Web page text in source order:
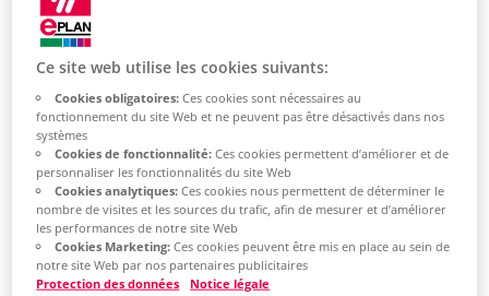
Canada
Chile
China
EN
China Taiwan
EN
Colombia
ES
Croatia
HR
Czech Republic
Ce site web utilise les cookies suivants:
Cookies obligatoires:Ces cookies sont nécessaires au
fonctionnement du site Web et ne peuvent pas être désactivés dans nos
systèmes
Cookies de fonctionnalité:Ces cookies permettent d’améliorer et de
personnaliser les fonctionnalités du site Web
Cookies analytiques:Ces cookies nous permettent de déterminer le
nombre de visites et les sources du trafic, afin de mesurer et d’améliorer
les performances de notre site Web
Cookies Marketing:Ces cookies peuvent être mis en place au sein de
notre site Web par nos partenaires publicitaires
Protection des données
Notice légale